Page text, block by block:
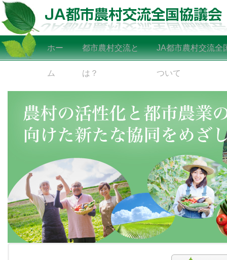
ホー
ム
都市農村交流と
は？
JA都市農村交流全
ついて